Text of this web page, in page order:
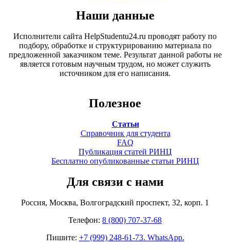
Наши данные
Исполнители сайта HelpStudentu24.ru проводят работу по
подбору, обработке и структурированию материала по
предложенной заказчиком теме. Результат данной работы не
является готовым научным трудом, но может служить
источником для его написания.
Полезное
Статьи
Справочник для студента
FAQ
Публикация статей РИНЦ
Бесплатно опубликованные статьи РИНЦ
Для связи с нами
Россия, Москва, Волгоградский проспект, 32, корп. 1
Телефон: 8 (800) 707-37-68
Пишите: +7 (999) 248-61-73. WhatsApp.